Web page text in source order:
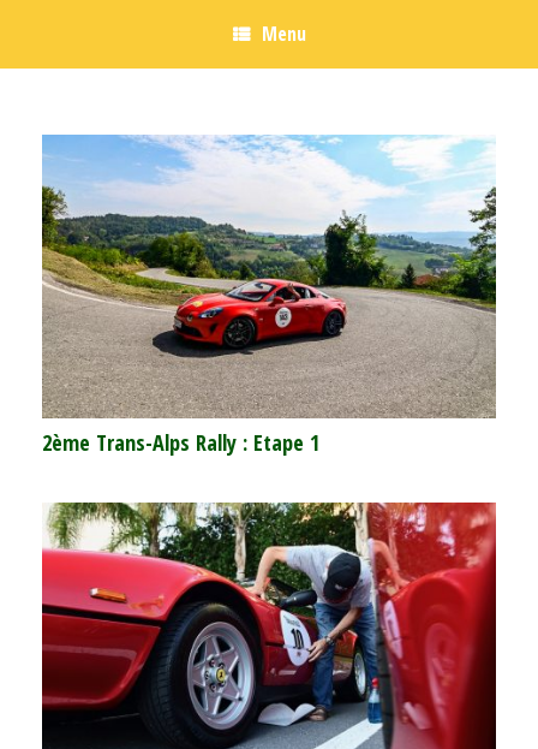
Menu
2ème Trans-Alps Rally : Etape 1